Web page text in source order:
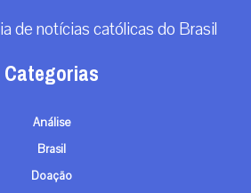
de notícias católicas do Brasil
Categorias
Análise
Brasil
Doação